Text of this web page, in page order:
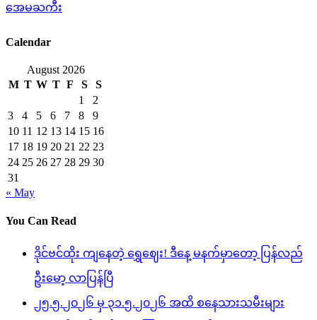
အေမႀကီး
Calendar
August 2026
M T W T F S
S
1
2
3
4 5 6 7 8
9
10 11 12 13 14 15 16
17 18 19 20 21 22 23
24 25 26 27 28 29 30
31
« May
You Can Read
ဒိုင်ဗင်ထိုး ကျနေတဲ့ ရွှေဈေး! ဒီနေ့ မနက်မှာတော့ ပြန်လည်
ဦးမော့ လာပြန်ပြီ
၂၅.၅.၂၀၂၆ မှ ၃၁.၅.၂၀၂၆ အထိ စနေသားသမီးများ